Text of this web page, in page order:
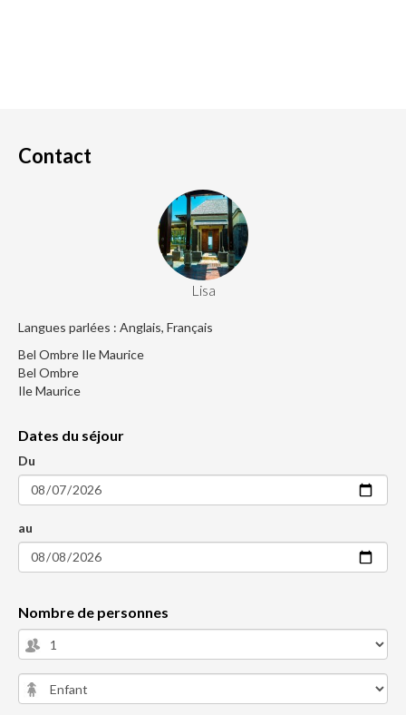
Contact
Lisa
Langues parlées : Anglais, Français
Bel Ombre Ile Maurice
Bel Ombre
Ile Maurice
Dates du séjour
Du
au
Nombre de personnes